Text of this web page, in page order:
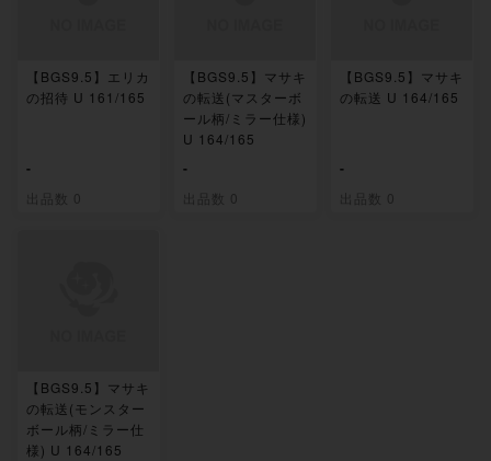
【BGS9.5】エリカ
の招待 U 161/165
-
出品数 0
【BGS9.5】マサキ
の転送(マスターボ
ール柄/ミラー仕様)
U 164/165
-
出品数 0
【BGS9.5】マサキ
の転送 U 164/165
-
出品数 0
【BGS9.5】マサキ
の転送(モンスター
ボール柄/ミラー仕
様) U 164/165